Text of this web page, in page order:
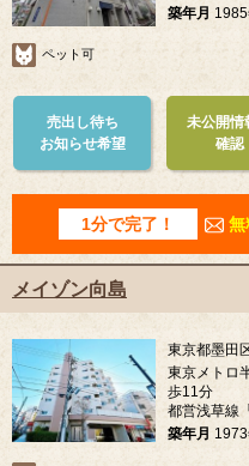
築年月
ペット可
売出し待ち
お知らせ希望
未公開情
確認
1分で完了！ 無
メイゾン向島
東京都墨田
東京メトロ
歩11分
都営浅草線
築年月